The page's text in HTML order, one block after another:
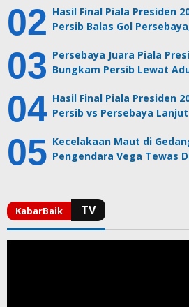
Hasil Final Piala Presiden
Persib Balas Gol
Persebaya Juara Piala
Bungkam Persib Lewat
Hasil Final Piala Presiden
Persib vs Persebaya
Kecelakaan Maut di
Pengendara Vega Tewas